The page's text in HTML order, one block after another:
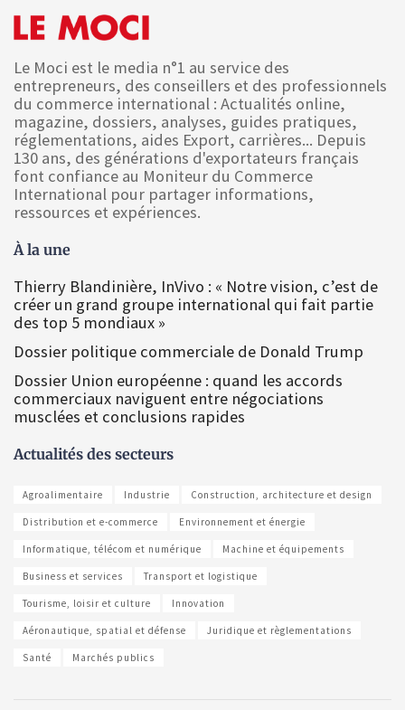
Le Moci est le media n°1 au service des
entrepreneurs, des conseillers et des professionnels
du commerce international : Actualités online,
magazine, dossiers, analyses, guides pratiques,
réglementations, aides Export, carrières... Depuis
130 ans, des générations d'exportateurs français
font confiance au Moniteur du Commerce
International pour partager informations,
ressources et expériences.
À la une
Thierry Blandinière, InVivo : « Notre vision, c’est de
créer un grand groupe international qui fait partie
des top 5 mondiaux »
Dossier politique commerciale de Donald Trump
Dossier Union européenne : quand les accords
commerciaux naviguent entre négociations
musclées et conclusions rapides
Actualités des secteurs
Agroalimentaire Industrie Construction, architecture et design
Distribution et e-commerce Environnement et énergie
Informatique, télécom et numérique Machine et équipements
Business et services Transport et logistique
Tourisme, loisir et culture Innovation
Aéronautique, spatial et défense Juridique et règlementations
Santé Marchés publics